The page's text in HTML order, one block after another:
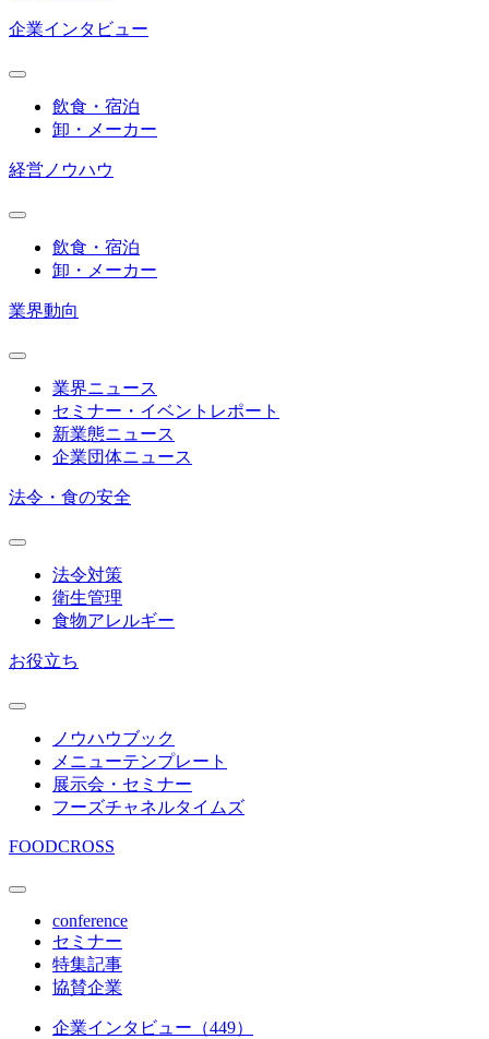
企業インタビュー
飲食・宿泊
卸・メーカー
経営ノウハウ
飲食・宿泊
卸・メーカー
業界動向
業界ニュース
セミナー・イベントレポート
新業態ニュース
企業団体ニュース
法令・食の安全
法令対策
衛生管理
食物アレルギー
お役立ち
ノウハウブック
メニューテンプレート
展示会・セミナー
フーズチャネルタイムズ
FOODCROSS
conference
セミナー
特集記事
協賛企業
企業インタビュー（449）